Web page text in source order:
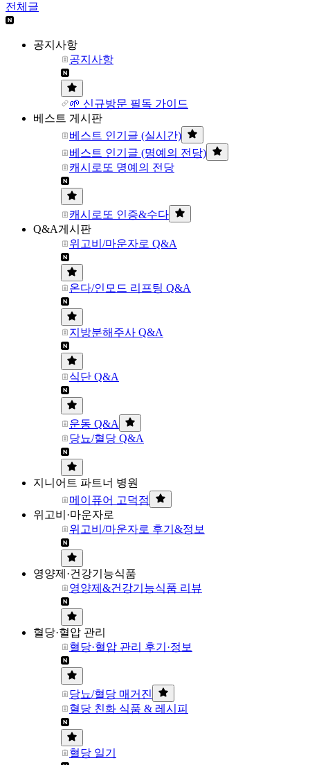
전체글
공지사항
공지사항
🌱 신규방문 필독 가이드
베스트 게시판
베스트 인기글 (실시간)
베스트 인기글 (명예의 전당)
캐시로또 명예의 전당
캐시로또 인증&수다
Q&A게시판
위고비/마운자로 Q&A
온다/인모드 리프팅 Q&A
지방분해주사 Q&A
식단 Q&A
운동 Q&A
당뇨/혈당 Q&A
지니어트 파트너 병원
메이퓨어 고덕점
위고비·마운자로
위고비/마운자로 후기&정보
영양제·건강기능식품
영양제&건강기능식품 리뷰
혈당·혈압 관리
혈당·혈압 관리 후기·정보
당뇨/혈당 매거진
혈당 친화 식품 & 레시피
혈당 일기